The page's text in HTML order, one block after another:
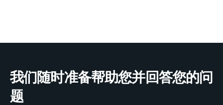
我们随时准备帮助您并回答您的问
题